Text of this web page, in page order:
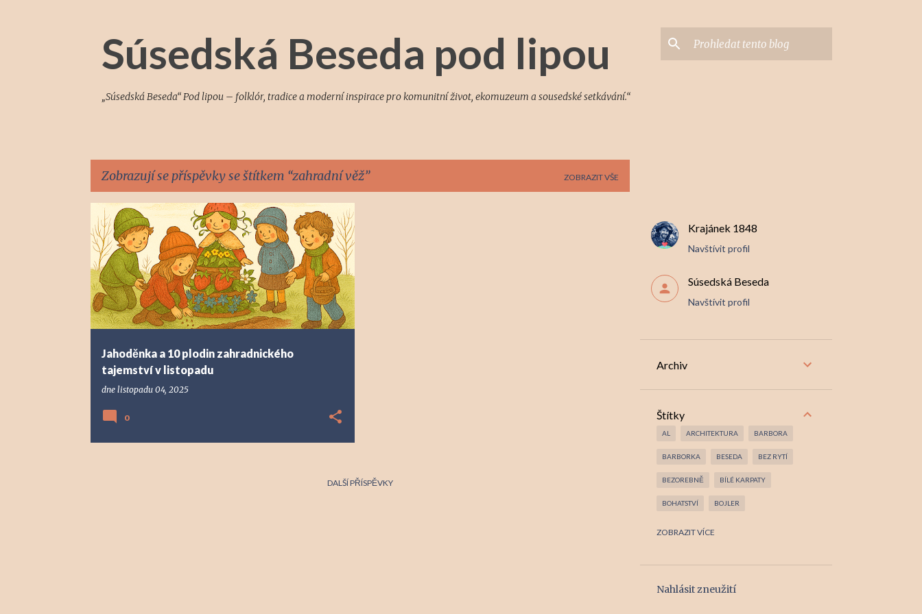
Súsedská Beseda pod lipou
„Súsedská Beseda“ Pod lipou – folklór, tradice a moderní inspirace pro komunitní život, ekomuzeum a sousedské setkávání.“
Zobrazují se příspěvky se štítkem zahradní věž ZOBRAZIT VŠE
P
ř
í
s
p
ě
Jahoděnka a 10 plodin zahradnického
tajemství v listopadu
dne listopadu 04, 2025
HORŇÁCKÝ RANÍČEK +1
0
DALŠÍ PŘÍSPĚVKY
Krajánek 1848
Navštívit profil
Súsedská Beseda
Navštívit profil
Archiv
Štítky
AL ARCHITEKTURA BARBORA
BARBORKA BESEDA BEZ RYTÍ
BEZOREBNĚ BÍLÉ KARPATY
BOHATSTVÍ BOJLER
ZOBRAZIT VÍCE
Nahlásit zneužití